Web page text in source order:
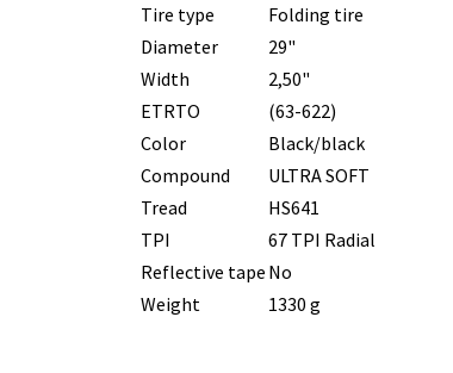
Tire type
Folding tire
Diameter
29"
Width
2,50"
ETRTO
(63-622)
Color
Black/black
Compound
ULTRA SOFT
Tread
HS641
TPI
67 TPI Radial
Reflective tape No
Weight
1330 g